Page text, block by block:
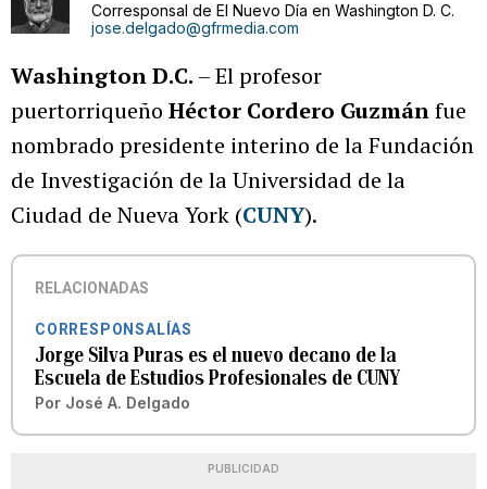
Corresponsal de El Nuevo Día en Washington D. C.
jose.delgado@gfrmedia.com
Washington D.C. – El profesor
puertorriqueño Héctor Cordero Guzmánfue
nombrado presidente interino de la Fundación
de Investigación de la Universidad de la
Ciudad de Nueva York (CUNY).
RELACIONADAS
CORRESPONSALÍAS
Jorge Silva Puras es el nuevo decano de la
Escuela de Estudios Profesionales de CUNY
Por José A. Delgado
PUBLICIDAD